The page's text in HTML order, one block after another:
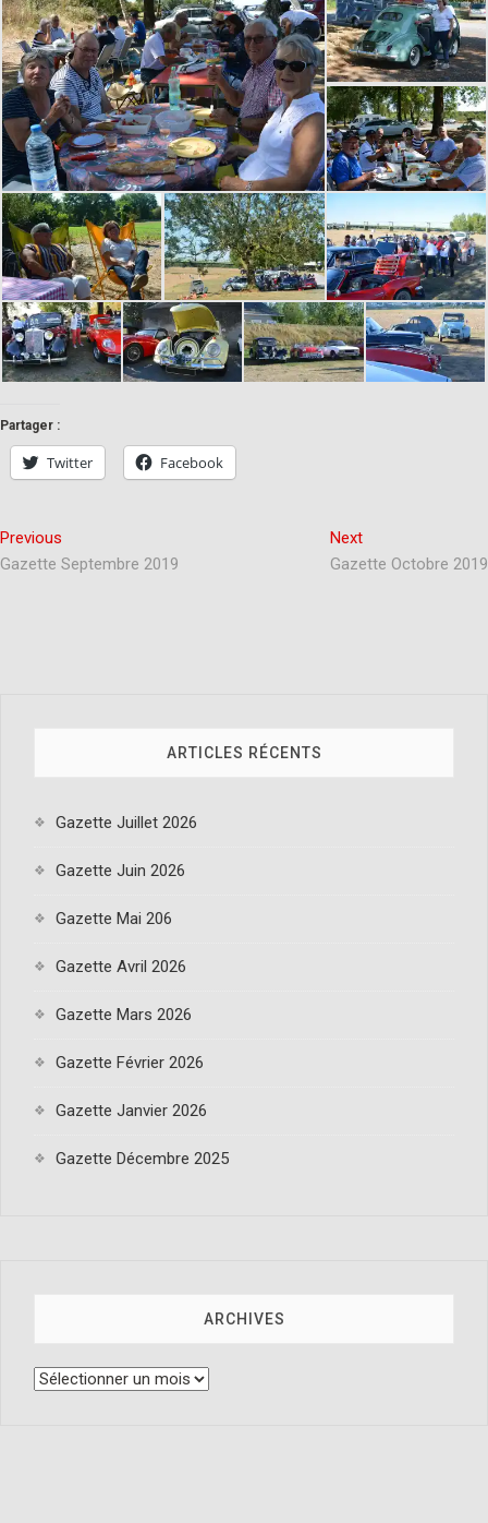
Partager :
Twitter Facebook
Previous
Gazette Septembre 2019
Next
Gazette Octobre 2019
ARTICLES RÉCENTS
Gazette Juillet 2026
Gazette Juin 2026
Gazette Mai 206
Gazette Avril 2026
Gazette Mars 2026
Gazette Février 2026
Gazette Janvier 2026
Gazette Décembre 2025
ARCHIVES